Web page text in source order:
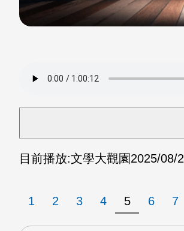
目前播放:文學大觀園2025/08/
1 2 3 4 5 6 7